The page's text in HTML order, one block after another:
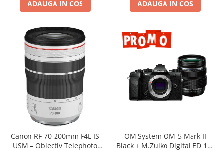
ADAUGA IN COS ADAUGA IN COS
Canon RF 70-200mm F4L IS
USM – Obiectiv Telephoto
OM System OM-5 Mark II
Black + M.Zuiko Digital ED 12-